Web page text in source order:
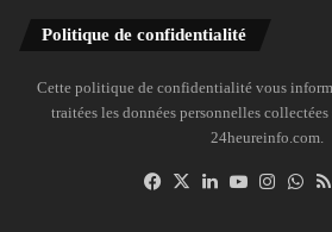
Politique de confidentialité
Cette politique de confidentialité vous
traitées les données personnelles
24heureinfo.com.
Facebook
X LinkedinYouTube